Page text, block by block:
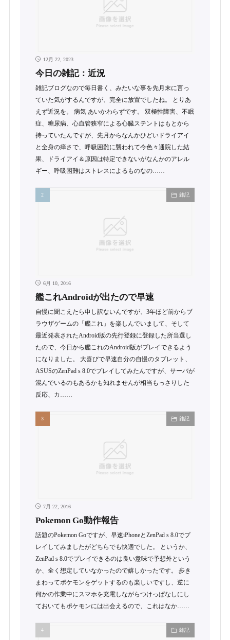
12月 22, 2023
今日の雑記：近況
雑記ブログなので毎日書く、みたいな事を先月末に言っ
ていた気がするんですが、完全に放置でしたね。 とりあ
えず近況を。 病気 あいかわらずです。 双極性障害、不眠
症、糖尿病、心血管狭窄による心臓ステントはもとから
持っていたんですが、先月からなんかひどいドライアイ
と全身の痒さで、呼吸困難に襲われて今色々通院した結
果、ドライアイ＆原因は特定できないがなんかのアレル
ギー、呼吸困難はストレスによるものなの……
雑記
6月 10, 2016
艦これAndroidが出たので早速
自慢に聞こえたら申し訳ないんですが、3年ほど前からブ
ラウザゲームの「艦これ」を楽しんでいまして、そして
最近発表されたAndroid版の先行登録に登録した所当選し
たので、今日から艦これのAndroid版がプレイできるよう
になりました。 大喜びで早速自分の自慢のタブレット、
ASUSのZenPad s 8.0でプレイしてみたんですが、サーバが
混んでいるのもあるかも知れませんが相当もっさりした
反応、カ……
雑記
7月 22, 2016
Pokemon Go動作報告
話題のPokemon Goですが、早速iPhoneとZenPad s 8.0でプ
レイしてみましたがどちらでも快適でした。 というか、
ZenPad s 8.0でプレイできるのは良い意味で予想外という
か、全く想定していなかったので嬉しかったです。 歩き
まわってポケモンをゲットするのも楽しいですし、逆に
何かの作業中にスマホを充電しながらつけっぱなしにし
ておいてもポケモンには出会えるので、これはなか……
雑記